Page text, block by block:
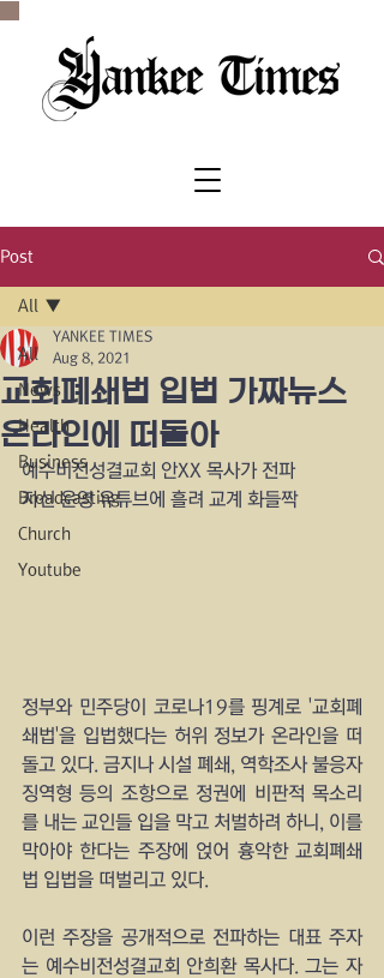
Post
All
News
Health
Business
Broadcasting
Church
Youtube
All
교회폐쇄법 입법 가짜뉴스
온라인에 떠돌아
YANKEE TIMES
Aug 8, 2021
예수비전성결교회 안XX 목사가 전파
자신 운영 유튜브에 흘려 교계 화들짝
정부와 민주당이 코로나19를 핑계로 '교회폐
쇄법'을 입법했다는 허위 정보가 온라인을 떠
돌고 있다. 금지나 시설 폐쇄, 역학조사 불응자
징역형 등의 조항으로 정권에 비판적 목소리
를 내는 교인들 입을 막고 처벌하려 하니, 이를
막아야 한다는 주장에 얹어 흉악한 교회폐쇄
법 입법을 떠벌리고 있다.
이런 주장을 공개적으로 전파하는 대표 주자
는 예수비전성결교회 안희환 목사다. 그는 자